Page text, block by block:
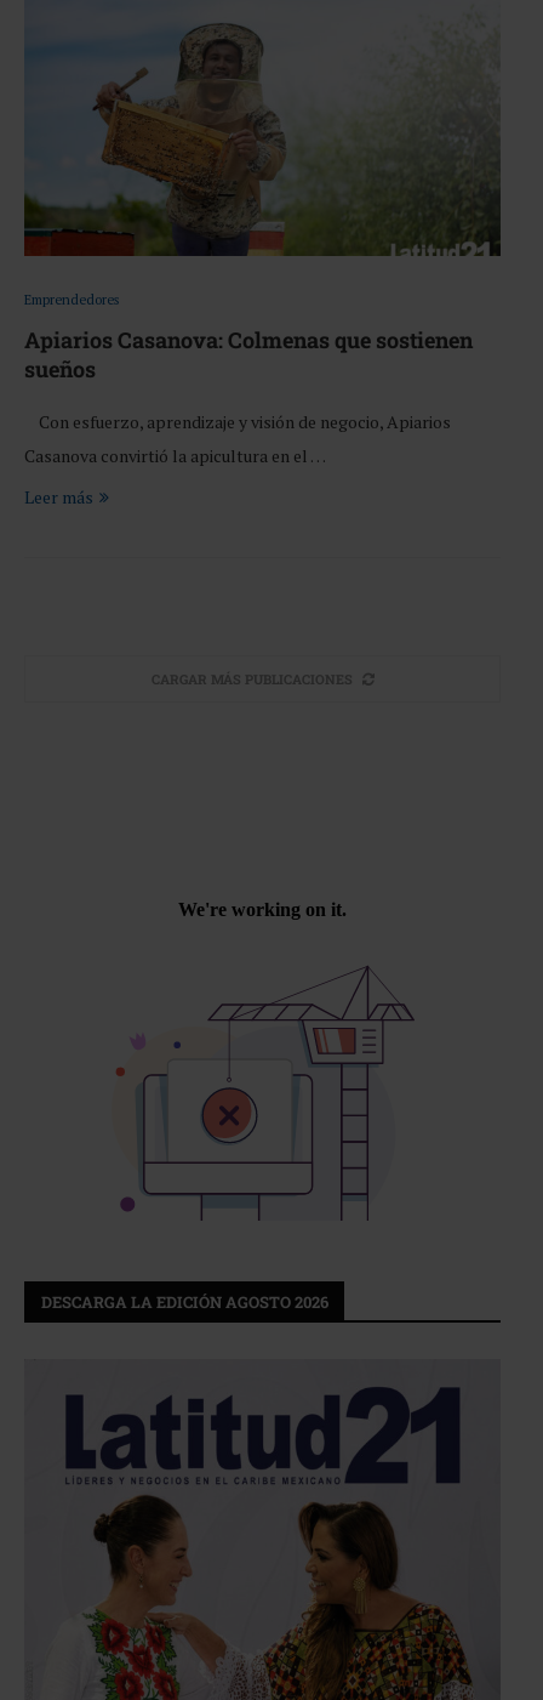
Emprendedores
Apiarios Casanova: Colmenas que sostienen
sueños
Con esfuerzo, aprendizaje y visión de negocio, Apiarios
Casanova convirtió la apicultura en el …
Leer más
CARGAR MÁS PUBLICACIONES
DESCARGA LA EDICIÓN AGOSTO 2026